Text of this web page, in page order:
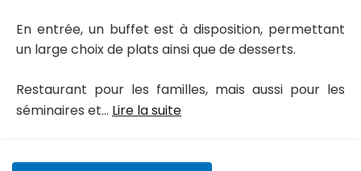
En entrée, un buffet est à disposition, permettant
un large choix de plats ainsi que de desserts.
Restaurant pour les familles, mais aussi pour les
séminaires et... Lire la suite